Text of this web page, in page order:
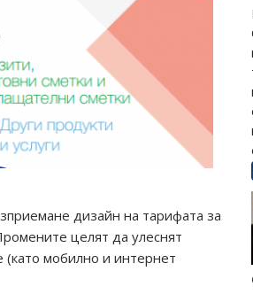
дизайн на тарифата за
целят да улеснят
мобилно и интернет